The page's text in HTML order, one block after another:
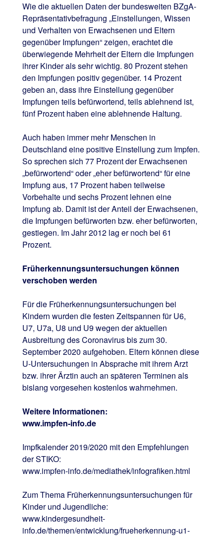
Wie die aktuellen Daten der bundesweiten BZgA-
Repräsentativbefragung „Einstellungen, Wissen
und Verhalten von Erwachsenen und Eltern
gegenüber Impfungen“ zeigen, erachtet die
überwiegende Mehrheit der Eltern die Impfungen
ihrer Kinder als sehr wichtig. 80 Prozent stehen
den Impfungen positiv gegenüber. 14 Prozent
geben an, dass ihre Einstellung gegenüber
Impfungen teils befürwortend, teils ablehnend ist,
fünf Prozent haben eine ablehnende Haltung.
Auch haben immer mehr Menschen in
Deutschland eine positive Einstellung zum Impfen.
So sprechen sich 77 Prozent der Erwachsenen
„befürwortend“ oder „eher befürwortend“ für eine
Impfung aus, 17 Prozent haben teilweise
Vorbehalte und sechs Prozent lehnen eine
Impfung ab. Damit ist der Anteil der Erwachsenen,
die Impfungen befürworten bzw. eher befürworten,
gestiegen. Im Jahr 2012 lag er noch bei 61
Prozent.
Früherkennungsuntersuchungen können
verschoben werden
Für die Früherkennungsuntersuchungen bei
Kindern wurden die festen Zeitspannen für U6,
U7, U7a, U8 und U9 wegen der aktuellen
Ausbreitung des Coronavirus bis zum 30.
September 2020 aufgehoben. Eltern können diese
U-Untersuchungen in Absprache mit ihrem Arzt
bzw. ihrer Ärztin auch an späteren Terminen als
bislang vorgesehen kostenlos wahrnehmen.
Weitere Informationen:
www.impfen-info.de
Impfkalender 2019/2020 mit den Empfehlungen
der STIKO:
www.impfen-info.de/mediathek/infografiken.html
Zum Thema Früherkennungsuntersuchungen für
Kinder und Jugendliche:
www.kindergesundheit-
info.de/themen/entwicklung/frueherkennung-u1-